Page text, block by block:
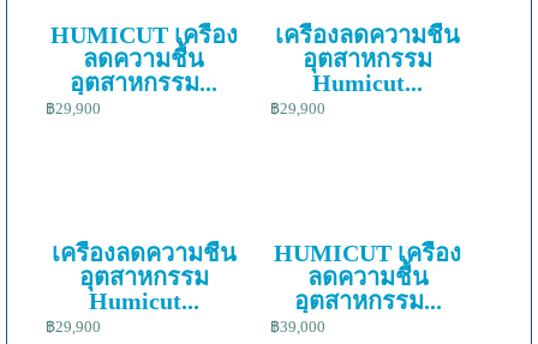
HUMICUT เครื่อง
ลดความชื้น
อุตสาหกรรม...
฿29,900
เครื่องลดความชื้น
อุตสาหกรรม
Humicut...
฿29,900
เครื่องลดความชื้น
อุตสาหกรรม
Humicut...
฿29,900
HUMICUT เครื่อง
ลดความชื้น
อุตสาหกรรม...
฿39,000